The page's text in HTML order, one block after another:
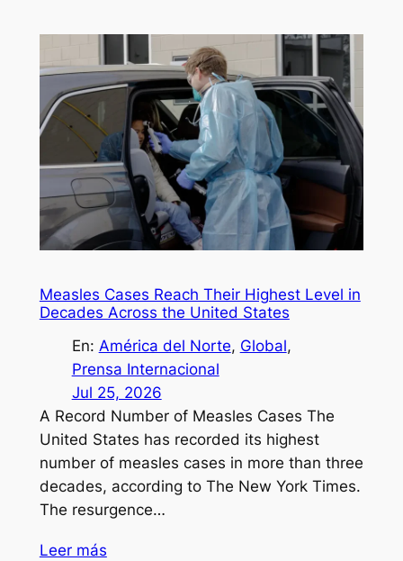
Measles Cases Reach Their Highest Level in
Decades Across the United States
En: América del Norte, Global
Prensa Internacional
Jul 25, 2026
A Record Number of Measles Cases The
United States has recorded its highest
number of measles cases in more than three
decades, according to The New York Times.
The resurgence…
Leer más